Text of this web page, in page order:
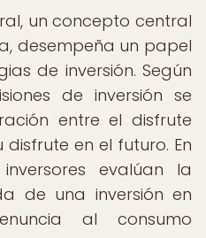
un concepto central
desempeña un papel
de inversión. Según
de inversión se
entre el disfrute
en el futuro. En
evalúan la
de una inversión en
al consumo